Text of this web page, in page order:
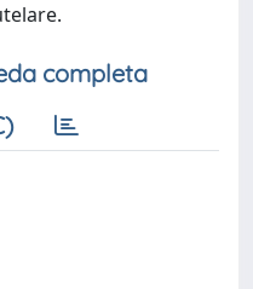
completa